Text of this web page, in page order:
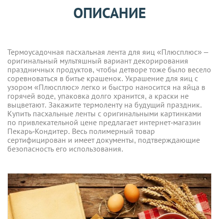
ОПИСАНИЕ
Термоусадочная пасхальная лента для яиц «Плюсплюс» –
оригинальный мультяшный вариант декорирования
праздничных продуктов, чтобы детворе тоже было весело
соревноваться в битье крашенок. Украшение для яиц с
узором «Плюсплюс» легко и быстро наносится на яйца в
горячей воде, упаковка долго хранится, а краски не
выцветают. Закажите термоленту на будущий праздник.
Купить пасхальные ленты с оригинальными картинками
по привлекательной цене предлагает интернет-магазин
Пекарь-Кондитер. Весь полимерный товар
сертифицирован и имеет документы, подтверждающие
безопасность его использования.